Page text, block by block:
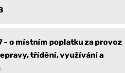
- o místním poplatku za provoz
třídění, využívání a